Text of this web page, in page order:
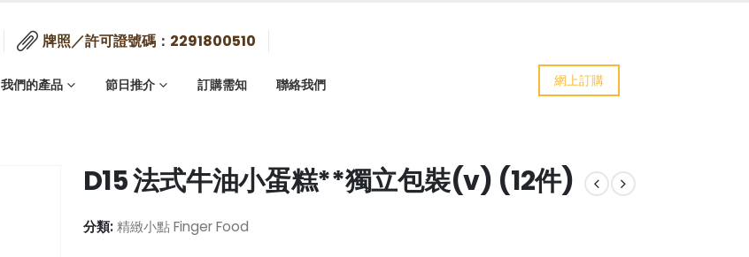
牌照／許可證號碼：2291800510
我們的產品 節日推介 訂購需知 聯絡我們 網上訂購
D15 法式牛油小蛋糕**獨立包裝(v) (12件)
分類:精緻小點 Finger Food